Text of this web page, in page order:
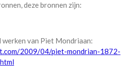
deze bronnen zijn:
werken van Piet Mondriaan:
2009/04/piet-mondrian-1872-